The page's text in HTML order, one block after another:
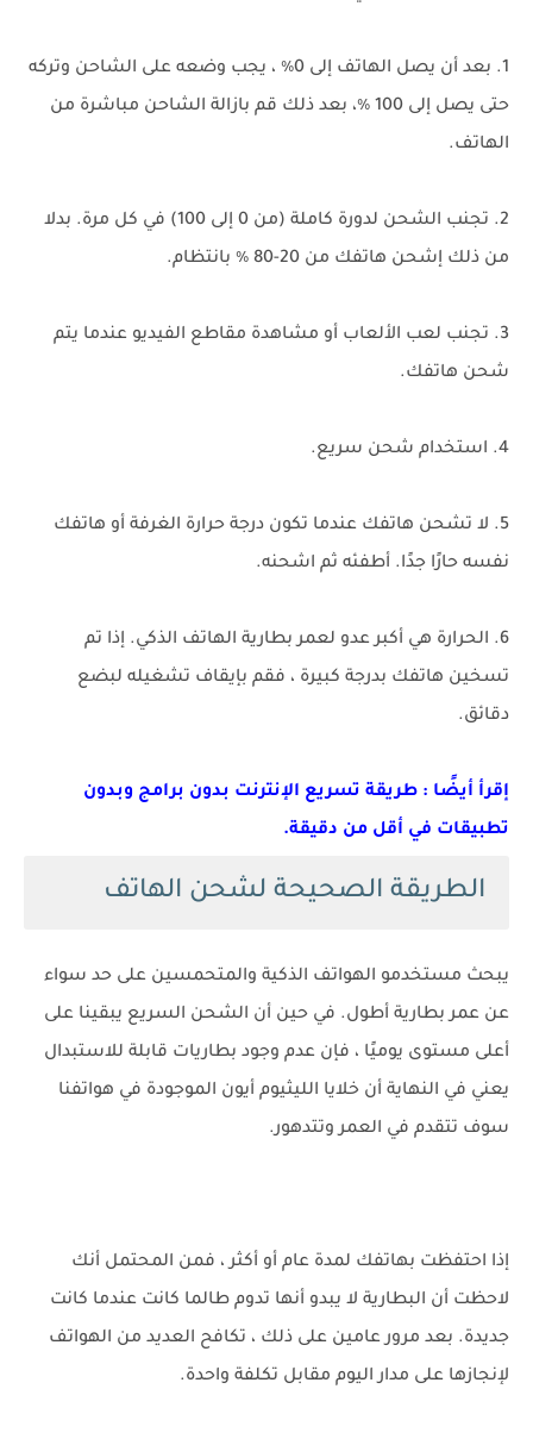
1. بعد أن يصل الهاتف إلى 0٪ ، يجب وضعه على الشاحن وتركه
حتى يصل إلى 100 ٪، بعد ذلك قم بازالة الشاحن مباشرة من
الهاتف.
2. تجنب الشحن لدورة كاملة (من 0 إلى 100) في كل مرة. بدلا
من ذلك إشحن هاتفك من 20-80 ٪ بانتظام.
3. تجنب لعب الألعاب أو مشاهدة مقاطع الفيديو عندما يتم
شحن هاتفك.
4. استخدام شحن سريع.
5. لا تشحن هاتفك عندما تكون درجة حرارة الغرفة أو هاتفك
نفسه حارًا جدًا. أطفئه ثم اشحنه.
6. الحرارة هي أكبر عدو لعمر بطارية الهاتف الذكي. إذا تم
تسخين هاتفك بدرجة كبيرة ، فقم بإيقاف تشغيله لبضع
دقائق.
إقرأ أيضًا : طريقة تسريع الإنترنت بدون برامج وبدون
تطبيقات في أقل من دقيقة.
الطريقة الصحيحة لشحن الهاتف
يبحث مستخدمو الهواتف الذكية والمتحمسين على حد سواء
عن عمر بطارية أطول. في حين أن الشحن السريع يبقينا على
أعلى مستوى يوميًا ، فإن عدم وجود بطاريات قابلة للاستبدال
يعني في النهاية أن خلايا الليثيوم أيون الموجودة في هواتفنا
سوف تتقدم في العمر وتتدهور.
إذا احتفظت بهاتفك لمدة عام أو أكثر ، فمن المحتمل أنك
لاحظت أن البطارية لا يبدو أنها تدوم طالما كانت عندما كانت
جديدة. بعد مرور عامين على ذلك ، تكافح العديد من الهواتف
لإنجازها على مدار اليوم مقابل تكلفة واحدة.